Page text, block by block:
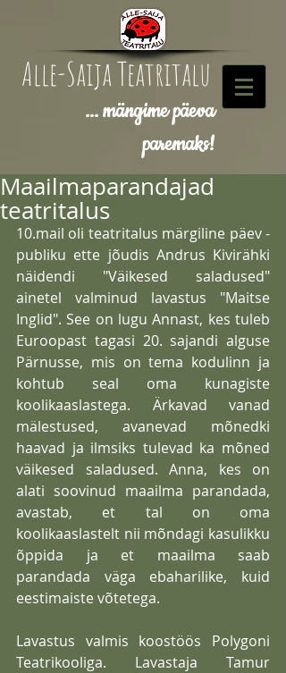
Alle-Saija Teatritalu
... mängime päeva
paremaks!
Maailmaparandajad
teatritalus
10.mail oli teatritalus märgiline päev -
publiku ette jõudis Andrus Kivirähki
näidendi "Väikesed saladused"
ainetel valminud lavastus "Maitse
Inglid". See on lugu Annast, kes tuleb
Euroopast tagasi 20. sajandi alguse
Pärnusse, mis on tema kodulinn ja
kohtub seal oma kunagiste
koolikaaslastega. Ärkavad vanad
mälestused, avanevad mõnedki
haavad ja ilmsiks tulevad ka mõned
väikesed saladused. Anna, kes on
alati soovinud maailma parandada,
avastab, et tal on oma
koolikaaslastelt nii mõndagi kasulikku
õppida ja et maailma saab
parandada väga ebaharilike, kuid
eestimaiste võtetega.
Lavastus valmis koostöös Polygoni
Teatrikooliga. Lavastaja Tamur